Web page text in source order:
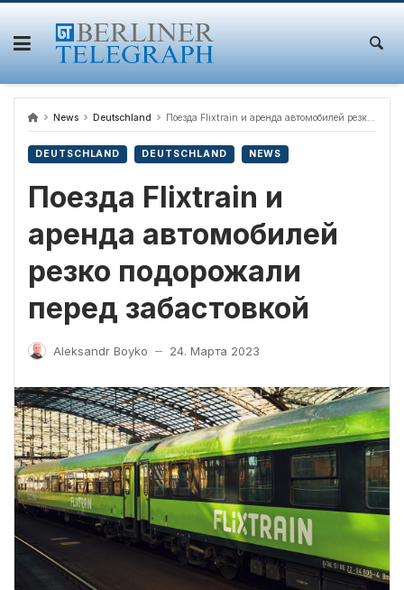
Skip
content
News Deutschland Поезда Flixtrain и аренда автомобилей резко подорожали перед забастовкой
DEUTSCHLAND DEUTSCHLAND NEWS
Поезда Flixtrain и
аренда автомобилей
резко подорожали
перед забастовкой
Aleksandr Boyko — 24. Марта 2023